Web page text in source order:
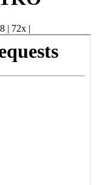
| 72x |